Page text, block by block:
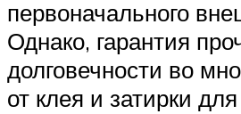
первоначального
Однако, гарантия
долговечности во
от клея и затирки